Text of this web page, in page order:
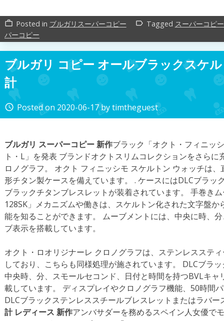
work_outline Posted in ブルガリスーパーコピー label_outline Tagged スーパーコピ
パーコピー
ブルガリ コピー オールブラックスケ
計
access_time Posted on 2020-06-17bytimtheguest
ブルガリ スーパーコピー 新作ブラック「オクト・フィニッ
ト・L」を発表 ブランドオクトスリムコレクションをさら
ロノグラフ。 オクト フィニッシモ スケルトン ウォッチは
形チタン製ケースを備えています。 . ケースにはDLCブラッ
ブラックチタンブレスレットが装着されています。 手巻き
128SK」メカニズムや働きは、スケルトン化された文字盤
能を知ることができます。 ムーブメントには、中央に時、
ブ表示を搭載しています。
オクト・ロオリジナーレ クロノグラフは、ステンレスステ
しており、こちらも同様処理が施されています。 DLCブラ
中央時、分、スモールセコンド、日付と時間を持つBVLキ
載しています。 ディスプレイやクロノグラフ機能、50時間
DLCブラックステンレススチールブレスレットまたはラバ
計 レディース 新作アンバサダーを務めるスペイン人女優で